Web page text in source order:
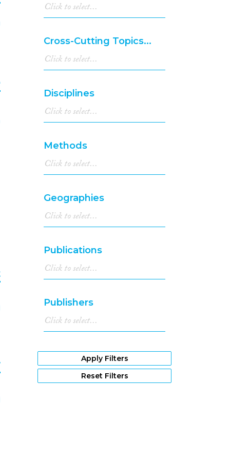
2003(1)
2002(1)
(3)
2000(5)
1997(2)
1994(2)
1993(2)
1989(1)
1984(1)
1956(1)
Cross-Cutting Topics...
Disciplines
Methods
Geographies
Publications
Publishers
Apply Filters
Reset Filters